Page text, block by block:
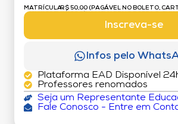
MATRÍCULA:R$ 50,00 (PAGÁVEL NO BOLETO,
Inscreva-se
Infos pelo
Plataforma EAD Disponível
Professores renomados
Seja um Representante
Fale Conosco - Entre em